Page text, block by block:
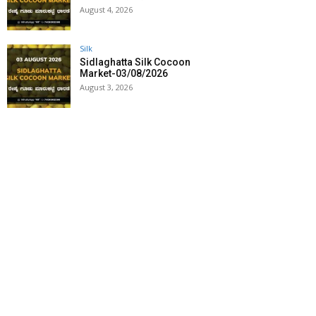
August 4, 2026
Silk
Sidlaghatta Silk Cocoon
Market-03/08/2026
August 3, 2026